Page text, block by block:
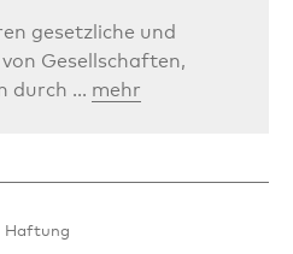
gesetzliche und
Gesellschaften,
durch ... mehr
Haftung